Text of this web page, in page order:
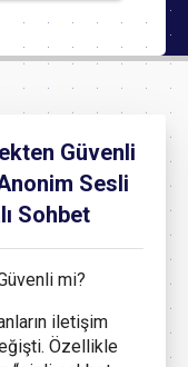
Güvenli
Sesli
Sohbet
iletişim
Özellikle